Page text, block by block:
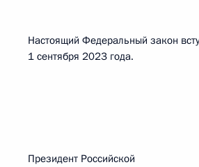
Настоящий Федеральный закон
1 сентября 2023 года.
Президент Российской